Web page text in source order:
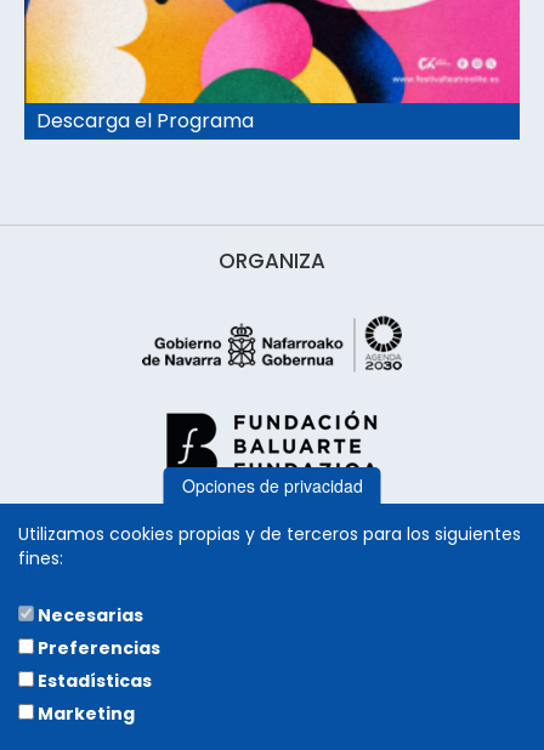
Descarga el Programa
ORGANIZA
Opciones de privacidad
Utilizamos cookies propias y de terceros para los siguientes
fines:
Necesarias
Preferencias
Estadísticas
Marketing